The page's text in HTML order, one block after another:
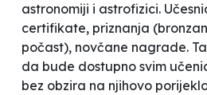
astronomiji i astrofizici.
certifikate, priznanja
počast), novčane nagrade.
da bude dostupno svim
bez obzira na njihovo